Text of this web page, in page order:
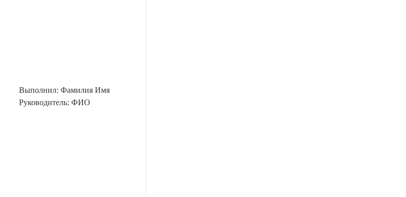
Выполнил: Фамилия Имя
Руководитель: ФИО